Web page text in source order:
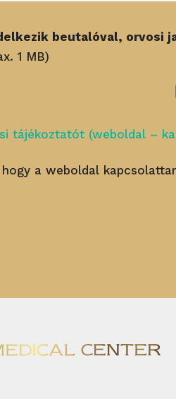
beutalóval, orvosi
1 MB)
tájékoztatót (weboldal –
hogy a weboldal